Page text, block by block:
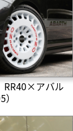
RR40×アバル